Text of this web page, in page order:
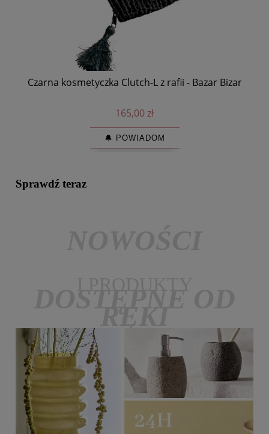
Czarna kosmetyczka Clutch-L z rafii - Bazar Bizar
165,00 zł
🔔 POWIADOM
Sprawdź teraz